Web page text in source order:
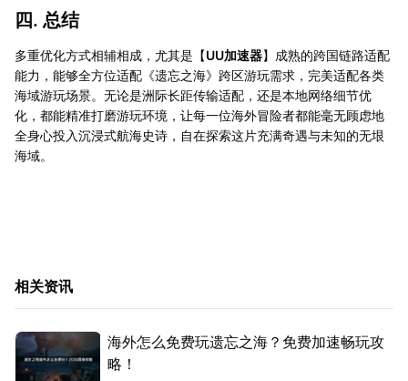
四. 总结
多重优化方式相辅相成，尤其是【UU加速器】成熟的跨国链路适配
能力，能够全方位适配《遗忘之海》跨区游玩需求，完美适配各类
海域游玩场景。无论是洲际长距传输适配，还是本地网络细节优
化，都能精准打磨游玩环境，让每一位海外冒险者都能毫无顾虑地
全身心投入沉浸式航海史诗，自在探索这片充满奇遇与未知的无垠
海域。
相关资讯
海外怎么免费玩遗忘之海？免费加速畅玩攻
略！